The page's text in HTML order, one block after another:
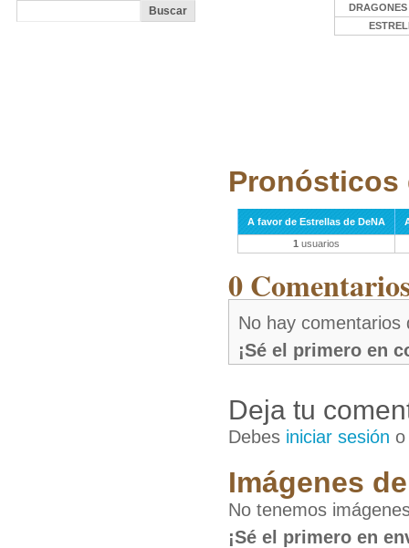
Pronósticos
A favor de Estrellas de DeNA
1 usuarios
0
No hay comentarios
¡Sé el primero en
Deja tu
Debes iniciar sesión
Imágenes
No tenemos
¡Sé el primero en